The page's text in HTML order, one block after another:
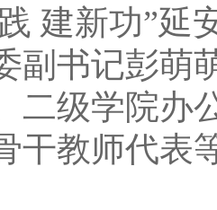
建新功”延
副书记彭萌
二级学院办
干教师代表